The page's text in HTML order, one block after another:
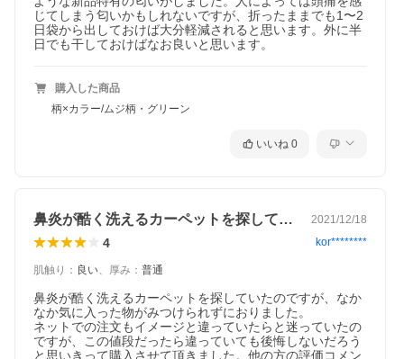
じてしまう匂いかもしれないですが、折ったままでも1〜2
日袋から出しておけば大分軽減されると思います。外に半
日でも干しておけばなお良いと思います。
購入した商品
柄×カラー/ムジ柄・グリーン
いいね 0
鼻炎が酷く洗えるカーペットを探していた… 2021/12/18
4 kor********
肌触り ： 良い、 厚み ： 普通
鼻炎が酷く洗えるカーペットを探していたのですが、なか
なか気に入った物がみつけられずにおりました。
ネットでの注文もイメージと違っていたらと迷っていたの
ですが、この値段だったら違っていても後悔しないだろう
と思いきって購入させて頂きました。他の方の評価コメン